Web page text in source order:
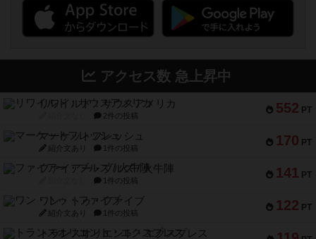
アクセス数 急上昇中
552 PT
リワイルド：サウスアメリカ
2件の投稿
170 PT
マーケットフレッシュ
紹介文あり 1件の投稿
141 PT
ファイアー・ブルズ / 火牛陣
1件の投稿
122 PT
ワン・トゥ・ファイブ
紹介文あり 1件の投稿
トランスオリエント・エクスプレス